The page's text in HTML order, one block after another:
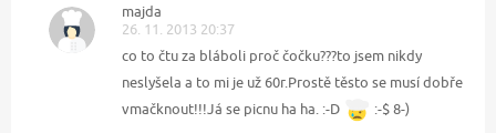
majda
26. 11. 2013 20:37
co to čtu za bláboli proč čočku???to jsem nikdy
neslyšela a to mi je už 60r.Prostě těsto se musí dobře
vmačknout!!!Já se picnu ha ha. :-D
:-$ 8-)